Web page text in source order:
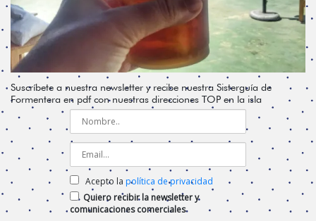
Suscríbete a nuestra newsletter y recibe nuestra Sisterguía de
Formentera en pdf con nuestras direcciones TOP en la isla
Acepto la política de privacidad
Quiero recibir la newsletter y
comunicaciones comerciales